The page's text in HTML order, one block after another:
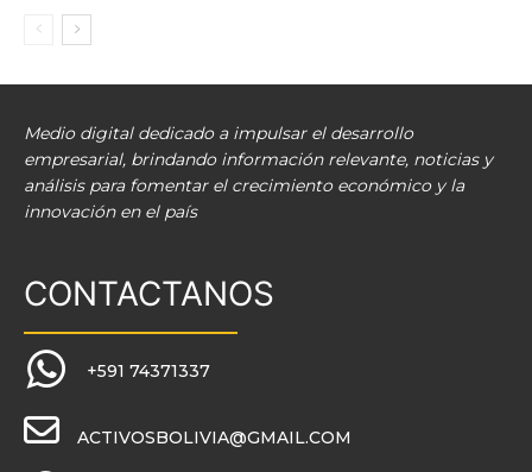
Medio digital dedicado a impulsar el desarrollo
empresarial, brindando información relevante, noticias y
análisis para fomentar el crecimiento económico y la
innovación en el país
CONTACTANOS
+591 74371337
ACTIVOSBOLIVIA@GMAIL.COM